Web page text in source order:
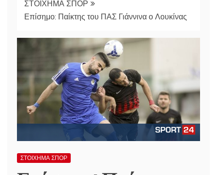
ΣΤΟΙΧΗΜΑ ΣΠΟΡ
Επίσημο: Παίκτης του ΠΑΣ Γιάννινα ο Λουκίνας
ΣΤΟΙΧΗΜΑ ΣΠΟΡ